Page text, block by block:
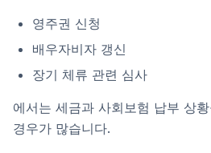
영주권 신청
배우자비자 갱신
장기 체류 관련 심사
에서는 세금과 사회보험 납부 상
경우가 많습니다.